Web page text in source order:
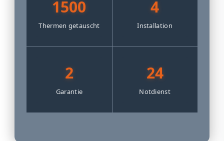
1500
Thermen getauscht
4
Installation
2
Garantie
24
Notdienst